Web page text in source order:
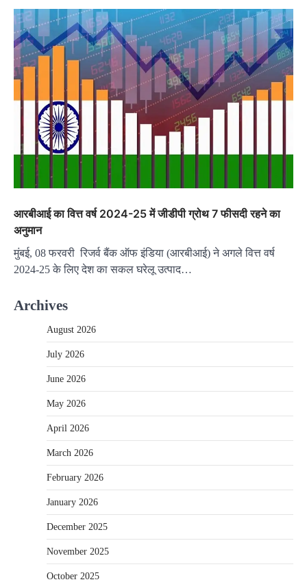
आरबीआई का वित्त वर्ष 2024-25 में जीडीपी ग्रोथ 7 फीसदी रहने का
अनुमान
मुंबई, 08 फरवरी रिजर्व बैंक ऑफ इंडिया (आरबीआई) ने अगले वित्त वर्ष
2024-25 के लिए देश का सकल घरेलू उत्पाद…
Archives
August 2026
July 2026
June 2026
May 2026
April 2026
March 2026
February 2026
January 2026
December 2025
November 2025
October 2025